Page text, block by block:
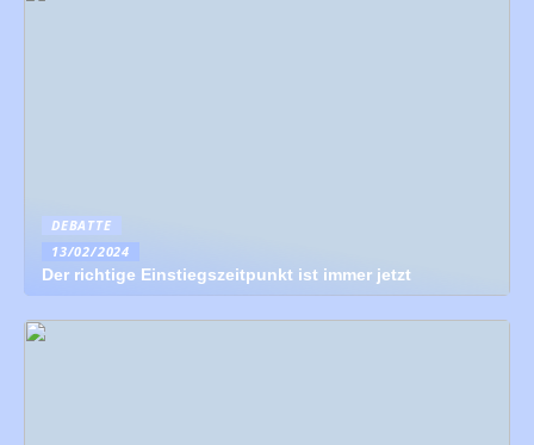
DEBATTE
13/02/2024
Der richtige Einstiegszeitpunkt ist immer jetzt